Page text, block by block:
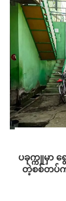
ပခုက္ကူမှာ
တဲ့စစ်တပ်